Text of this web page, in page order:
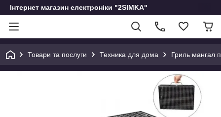
Інтернет магазин електроніки "2SIMKA"
Товари та послуги Техника для дома Гриль мангал